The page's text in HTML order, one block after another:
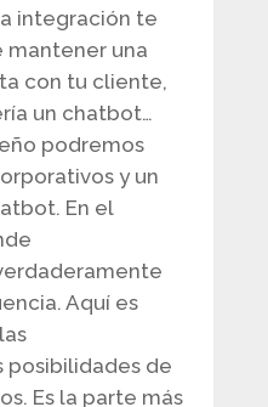
integración te
mantener una
con tu cliente,
un chatbot…
podremos
y un
En el
Aquí es
posibilidades de
Es la parte más